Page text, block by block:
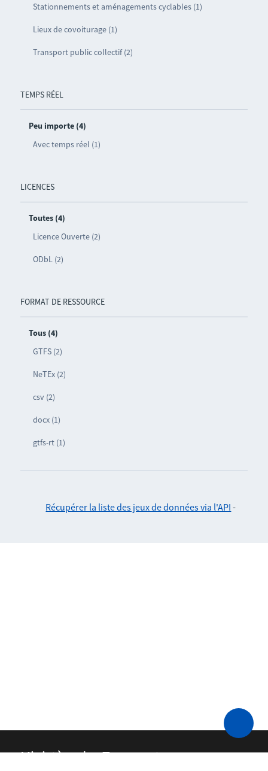
Stationnements et aménagements cyclables (1)
Lieux de covoiturage (1)
Transport public collectif (2)
TEMPS RÉEL
Peu importe (4)
Avec temps réel (1)
LICENCES
Toutes (4)
Licence Ouverte (2)
ODbL (2)
FORMAT DE RESSOURCE
Tous (4)
GTFS (2)
NeTEx (2)
csv (2)
docx (1)
gtfs-rt (1)
Récupérer la liste des jeux de données via l'API -
Ministère des Transports